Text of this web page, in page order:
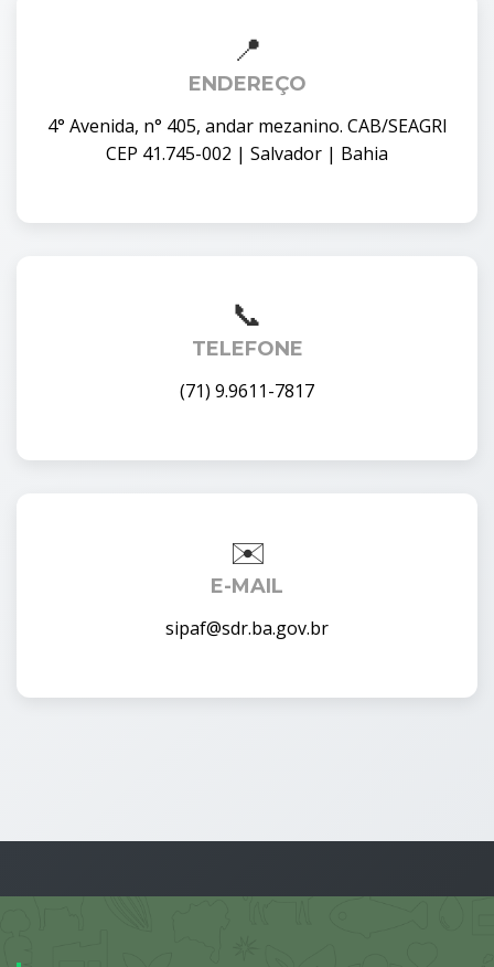
ENDEREÇO
4° Avenida, n° 405, andar mezanino. CAB/SEAGRI
CEP 41.745-002 | Salvador | Bahia
TELEFONE
(71) 9.9611-7817
E-MAIL
sipaf@sdr.ba.gov.br